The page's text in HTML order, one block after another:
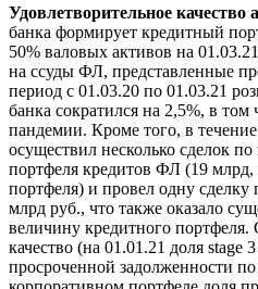
Удовлетворительное качество
банка формирует кредитный
50% валовых активов на
на ссуды ФЛ, представленные
период с 01.03.20 по 01.03.21
банка сократился на 2,5%, в том
пандемии. Кроме того, в
осуществил несколько сделок
портфеля кредитов ФЛ (19 млрд,
портфеля) и провел одну
млрд руб., что также оказало
величину кредитного
качество (на 01.01.21 доля
просроченной задолженности